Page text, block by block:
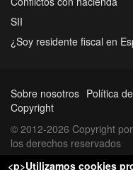
SII
¿Soy residente fiscal en
Sobre nosotros Política
Copyright
© 2012-2026 Copyright
los derechos reservados
<p>Utilizamos cookies